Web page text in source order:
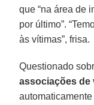
que “na área de
por último”.
às vítimas”, frisa.
Questionado
associações de